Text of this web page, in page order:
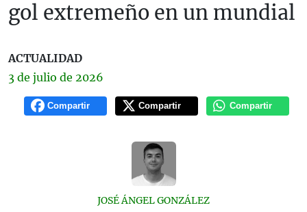
gol extremeño en un mundial
ACTUALIDAD
3 de julio de 2026
Compartir Compartir Compartir
JOSÉ ÁNGEL GONZÁLEZ